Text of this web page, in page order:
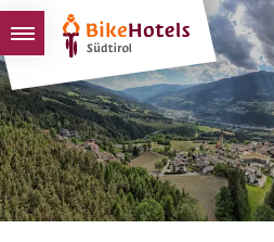
BIKEHOTELS
HOTELS &
TOUR & TERRITORI
L'ALTO ADIGE & NOI